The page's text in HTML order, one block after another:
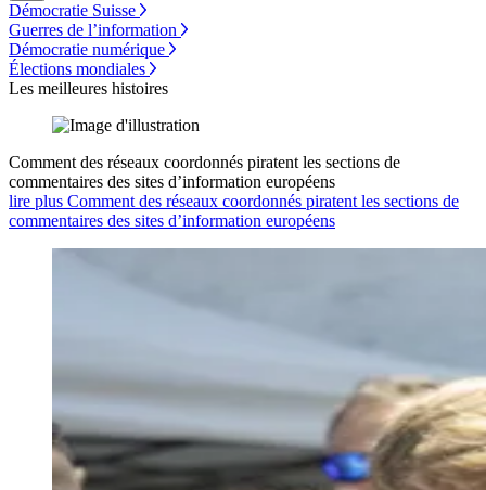
Démocratie Suisse
Guerres de l’information
Démocratie numérique
Élections mondiales
Les meilleures histoires
Comment des réseaux coordonnés piratent les sections de
commentaires des sites d’information européens
lire plus Comment des réseaux coordonnés piratent les sections de
commentaires des sites d’information européens